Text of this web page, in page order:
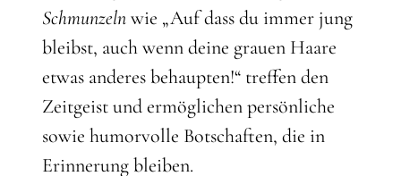
Schmunzelnwie „Auf dass du immer jung
bleibst, auch wenn deine grauen Haare
etwas anderes behaupten!“ treffen den
Zeitgeist und ermöglichen persönliche
sowie humorvolle Botschaften, die in
Erinnerung bleiben.